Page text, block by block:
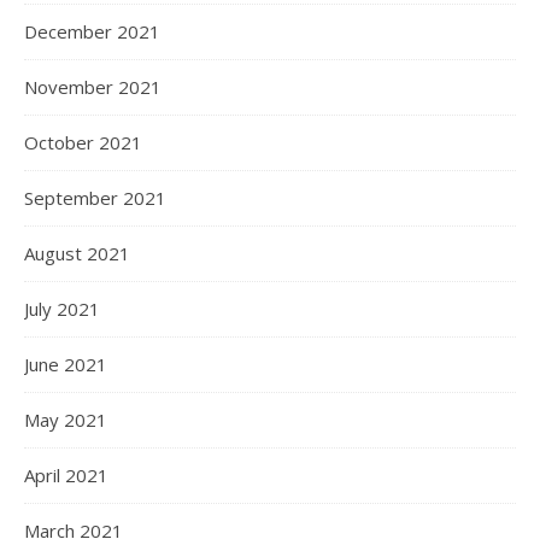
December 2021
November 2021
October 2021
September 2021
August 2021
July 2021
June 2021
May 2021
April 2021
March 2021